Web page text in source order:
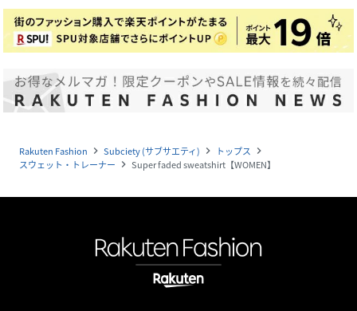
Rakuten Fashion navigate_next Subciety (サブサエティ) navigate_next トップス navigate_next
スウェット・トレーナー navigate_next Super faded sweatshirt【WOMEN】